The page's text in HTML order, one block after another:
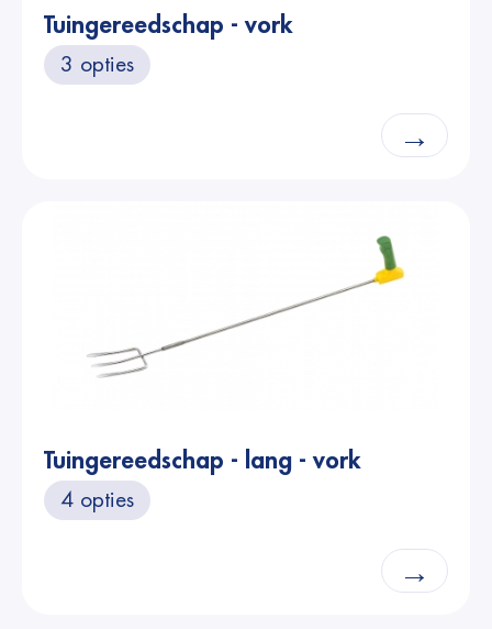
Tuingereedschap - vork
3 opties
→
Tuingereedschap - lang - vork
4 opties
→